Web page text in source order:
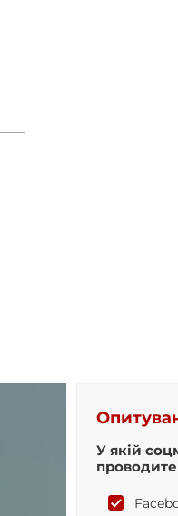
У якій